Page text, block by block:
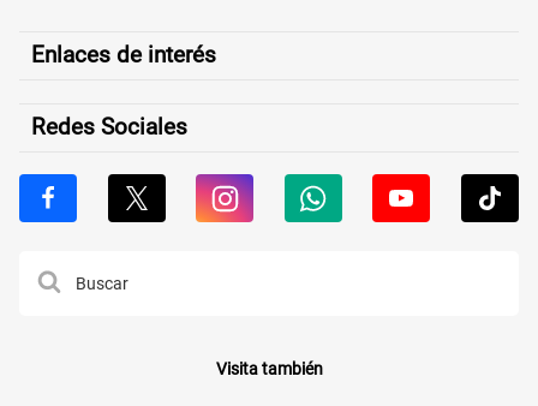
Enlaces de interés
Redes Sociales
Visita también